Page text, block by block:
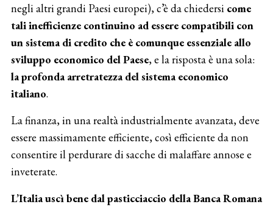
negli altri grandi Paesi europei), c’è da chiedersi come
tali inefficienze continuino ad essere compatibili con
un sistema di credito che è comunque essenziale allo
sviluppo economico del Paese, e la risposta è una sola:
la profonda arretratezza del sistema economico
italiano.
La finanza, in una realtà industrialmente avanzata, deve
essere massimamente efficiente, così efficiente da non
consentire il perdurare di sacche di malaffare annose e
inveterate.
L’Italia uscì bene dal pasticciaccio della Banca Romana